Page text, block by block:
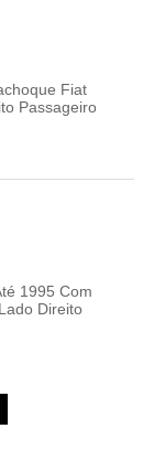
Fiat
Passageiro
1995 Com
Direito